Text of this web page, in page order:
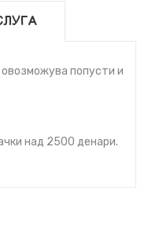
овозможува попусти и
над 2500 денари.